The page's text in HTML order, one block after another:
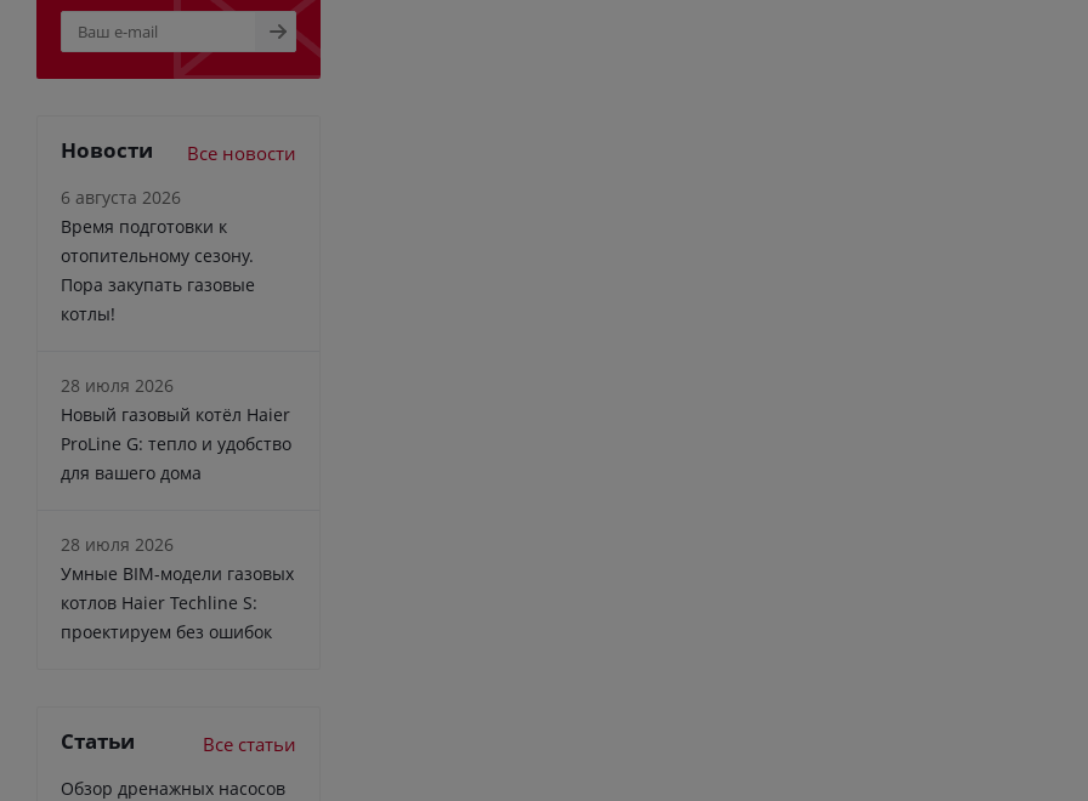
Новости Все новости
6 августа 2026
Время подготовки к
отопительному сезону.
Пора закупать газовые
котлы!
28 июля 2026
Новый газовый котёл Haier
ProLine G: тепло и удобство
для вашего дома
28 июля 2026
Умные BIM-модели газовых
котлов Haier Techline S:
проектируем без ошибок
Статьи Все статьи
Обзор дренажных насосов